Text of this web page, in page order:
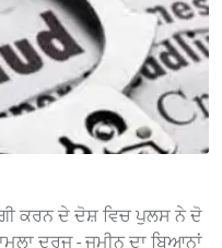
ਕਰਨ ਦੇ ਦੋਸ਼ ਵਿਚ ਪੁਲਸ ਨੇ ਦੋ
ਦਰਜ - ਜਮੀਨ ਦਾ ਬਿਆਨਾਂ